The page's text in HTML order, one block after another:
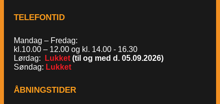
TELEFONTID
Mandag – Fredag:
kl.10.00 – 12.00 og kl. 14.00 - 16.30
Lørdag:
Lukket (til og med d. 05.09.2026)
Søndag: Lukket
ÅBNINGSTIDER